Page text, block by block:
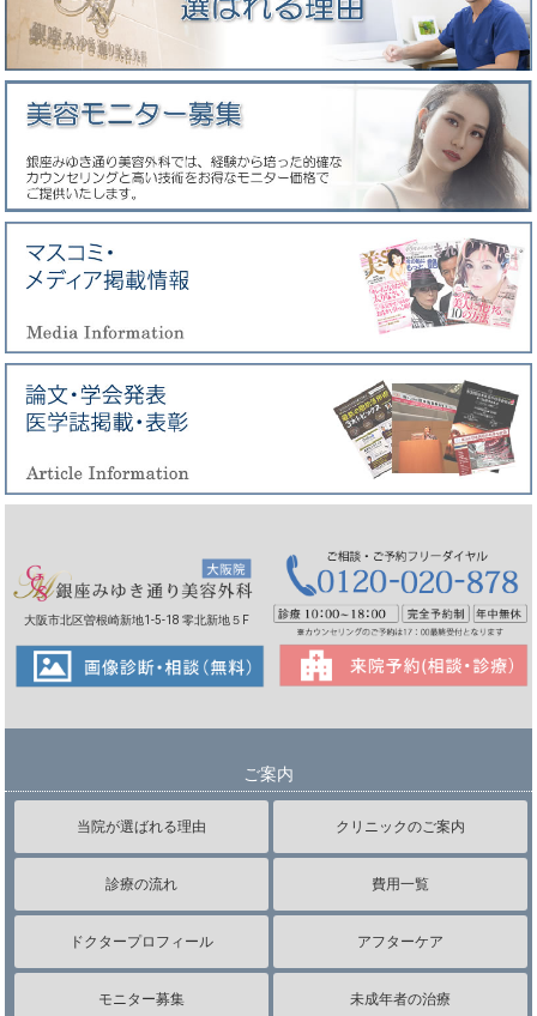
大阪市北区曽根崎新地1-5-18 零北新地５F
ご案内
当院が選ばれる理由 クリニックのご案内
診療の流れ 費用一覧
ドクタープロフィール アフターケア
モニター募集 未成年者の治療